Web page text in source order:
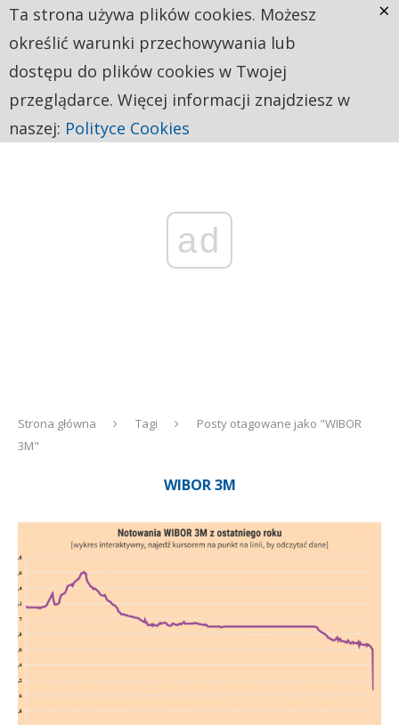
ad
Strona główna Tagi
Posty otagowane jako "WIBOR
3M"
WIBOR 3M
Ta strona używa plików cookies. Możesz
określić warunki przechowywania lub
dostępu do plików cookies w Twojej
przeglądarce. Więcej informacji znajdziesz w
naszej: Polityce Cookies
×